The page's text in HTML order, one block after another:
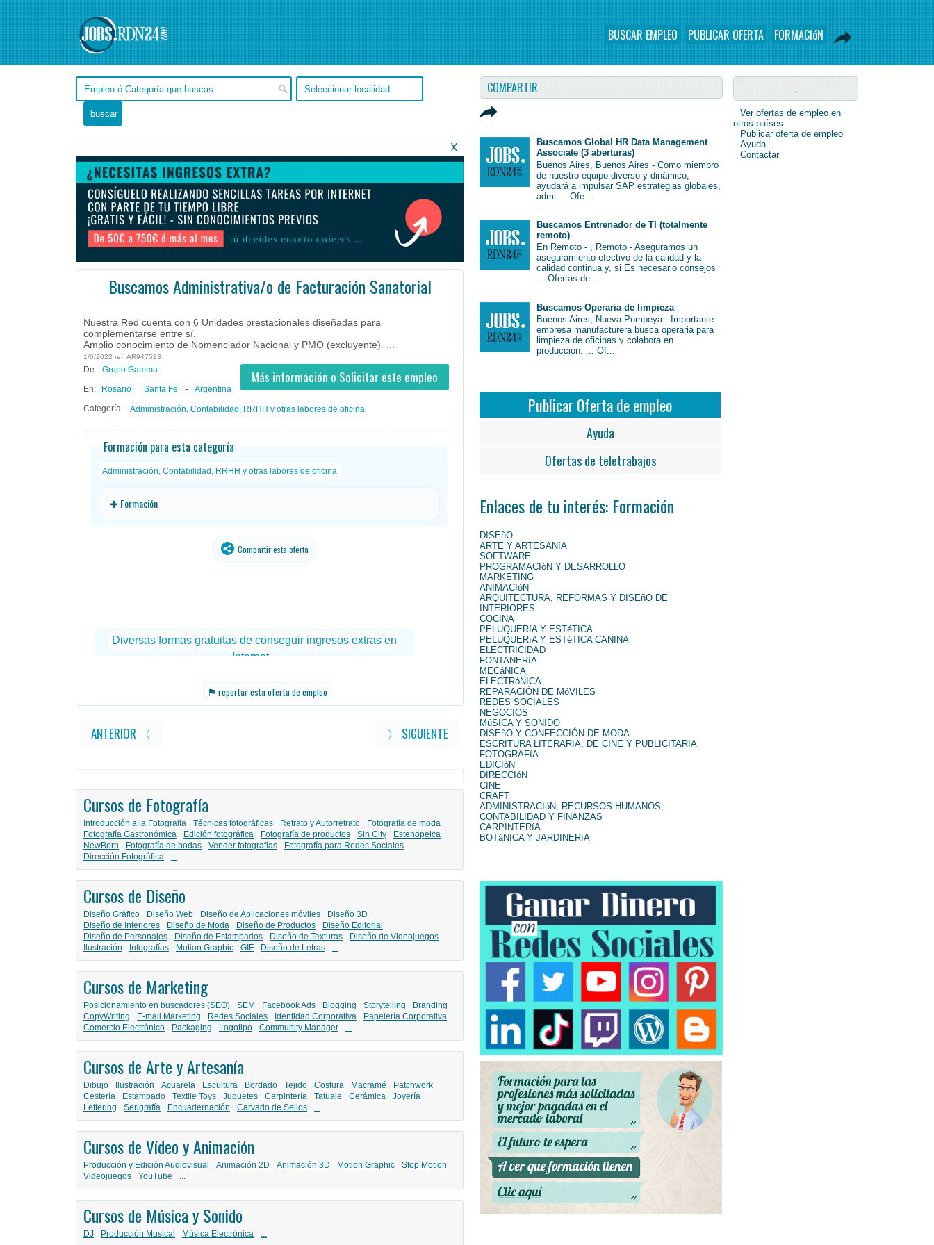
BUSCAR EMPLEO PUBLICAR OFERTA FORMACIóN
X
Buscamos Administrativa/o de Facturación Sanatorial
Nuestra Red cuenta con 6 Unidades prestacionales diseñadas para
complementarse entre sí.
Amplio conocimiento de Nomenclador Nacional y PMO (excluyente). ...
1/6/2022 ref: AR947513
Más información o Solicitar este empleo
De: Grupo Gamma
En: Rosario Santa Fe -
Argentina
Categoría:
Administración, Contabilidad, RRHH y otras labores de oficina
Formación para esta categoría
Administración, Contabilidad, RRHH y otras labores de oficina
✚ Formación
Compartir esta oferta
⚑ reportar esta oferta de empleo
ANTERIOR 〈 〉 SIGUIENTE
Cursos de Fotografía
Introducción a la Fotografía Técnicas fotográficas Retrato y Autorretrato
Fotografía de moda
Fotografía Gastronómica
Edición fotográfica Fotografía de productos Sin City
Estenopeica
NewBorn
Fotografía de bodas Vender fotografías
Fotografía para Redes Sociales
Dirección Fotográfica
...
Cursos de Diseño
Diseño Gráfico Diseño Web Diseño de Aplicaciones móviles
Diseño 3D
Diseño de Interiores
Diseño de Moda Diseño de Productos
Diseño Editorial
Diseño de Personajes
Diseño de Estampados Diseño de Texturas
Diseño de Videojuegos
Ilustración
Infografías Motion Graphic GIF Diseño de Letras ...
Cursos de Marketing
Posicionamiento en buscadores (SEO) SEM Facebook Ads Blogging Storytelling
Branding
CopyWriting
E-mail Marketing Redes Sociales Identidad Corporativa
Papelería Corporativa
Comercio Electrónico
Packaging Logotipo Community Manager ...
Cursos de Arte y Artesanía
Dibujo Ilustración Acuarela Escultura Bordado Tejido Costura Macramé
Patchwork
Cestería
Estampado Textile Toys Juguetes Carpintería Tatuaje Cerámica
Joyería
Lettering
Serigrafía Encuadernación Carvado de Sellos ...
Cursos de Vídeo y Animación
Producción y Edición Audiovisual Animación 2D Animación 3D Motion Graphic
Stop Motion
Videojuegos
YouTube ...
Cursos de Música y Sonido
DJ Producción Musical Música Electrónica ...
COMPARTIR
Buscamos Global HR Data Management
Associate (3 aberturas)
Buenos Aires, Buenos Aires - Como miembro
de nuestro equipo diverso y dinámico,
ayudará a impulsar SAP estrategias globales,
admi ... Ofe...
Buscamos Entrenador de TI (totalmente
remoto)
En Remoto - , Remoto - Aseguramos un
aseguramiento efectivo de la calidad y la
calidad continua y, si Es necesario consejos
... Ofertas de...
Buscamos Operaria de limpieza
Buenos Aires, Nueva Pompeya - Importante
empresa manufacturera busca operaria para
limpieza de oficinas y colabora en
producción. ... Of...
Publicar Oferta de empleo
Ayuda
Ofertas de teletrabajos
Enlaces de tu interés: Formación
DISEñO
ARTE Y ARTESANíA
SOFTWARE
PROGRAMACIóN Y DESARROLLO
MARKETING
ANIMACIóN
ARQUITECTURA, REFORMAS Y DISEñO DE
INTERIORES
COCINA
PELUQUERíA Y ESTéTICA
PELUQUERíA Y ESTéTICA CANINA
ELECTRICIDAD
FONTANERíA
MECáNICA
ELECTRóNICA
REPARACIÓN DE MóVILES
REDES SOCIALES
NEGOCIOS
MúSICA Y SONIDO
DISEñO Y CONFECCIÓN DE MODA
ESCRITURA LITERARIA, DE CINE Y PUBLICITARIA
FOTOGRAFíA
EDICIóN
DIRECCIóN
CINE
CRAFT
ADMINISTRACIóN, RECURSOS HUMANOS,
CONTABILIDAD Y FINANZAS
CARPINTERíA
BOTáNICA Y JARDINERíA
.
Ver ofertas de empleo en
otros países
Publicar oferta de empleo
Ayuda
Contactar